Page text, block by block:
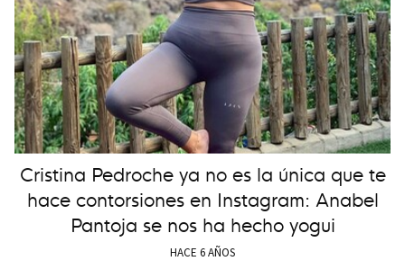
Cristina Pedroche ya no es la única que te
hace contorsiones en Instagram: Anabel
Pantoja se nos ha hecho yogui
HACE 6 AÑOS